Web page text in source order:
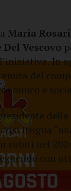
Maria
Vescovo
In
del
e
irrigua
nel
con